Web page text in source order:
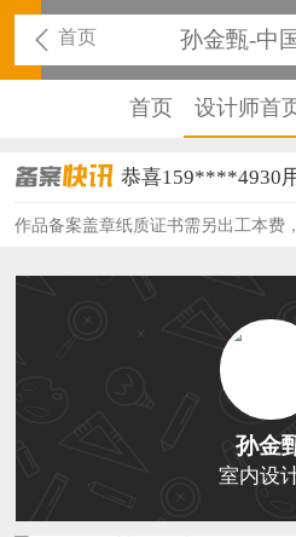
首页 孙金甄-中
首页 设计师首
恭喜159****4930
恭喜150****6483
恭喜131****2473
恭喜159****4201
恭喜133****6466
恭喜131****1475
恭喜133****8874
恭喜138****8638
作品备案盖章纸质证书需另出工本费
孙金
室内设